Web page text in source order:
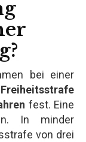
bei einer
Freiheitsstrafe
fest. Eine
In minder
von drei